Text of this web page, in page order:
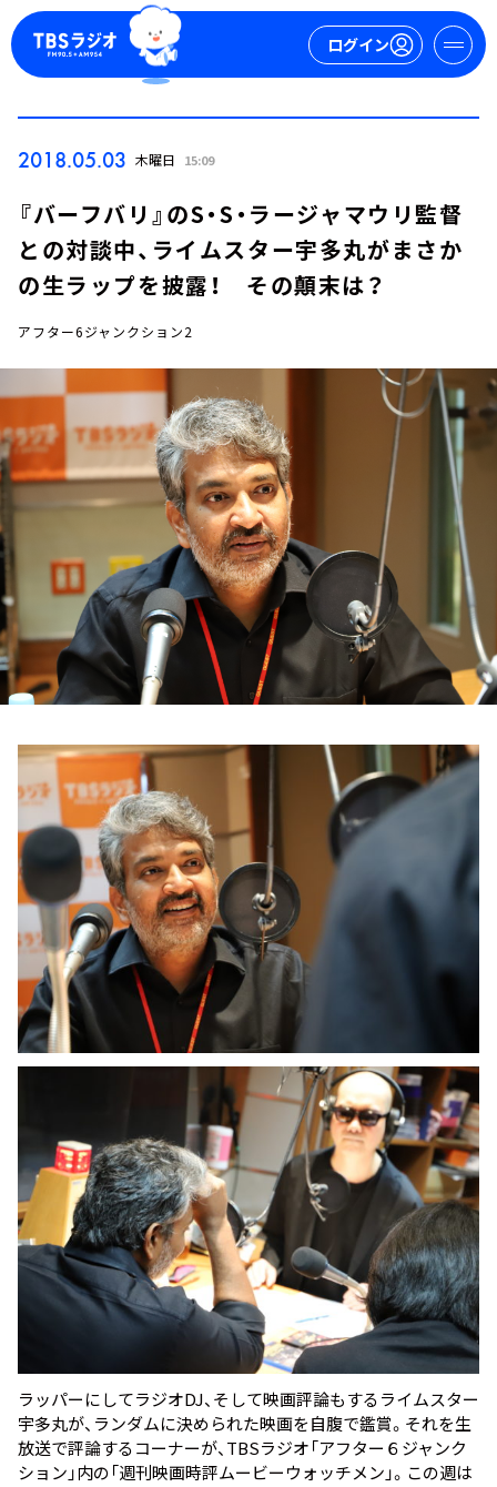
ログイン
今日の番組表
週間番組表
トピックス
TBS Podcast
お知らせ
イベント・グッズ
YouTube
会社情報
2018.05.03 木曜日 15:09
『バーフバリ』のS・S・ラージャマウリ監督
との対談中、ライムスター宇多丸がまさか
の生ラップを披露！ その顛末は？
アフター6ジャンクション2
ラッパーにしてラジオDJ、そして映画評論もするライムスター
宇多丸が、ランダムに決められた映画を自腹で鑑賞。それを生
放送で評論するコーナーが、TBSラジオ「アフター６ジャンク
ション」内の「週刊映画時評ムービーウォッチメン」。この週は